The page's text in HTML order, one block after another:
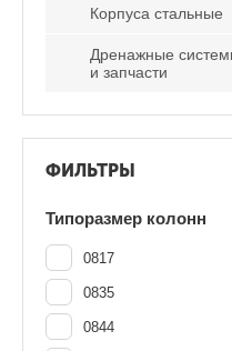
Корпуса стальные
Дренажные
и запчасти
ФИЛЬТРЫ
Типоразмер колонн
0817
0835
0844